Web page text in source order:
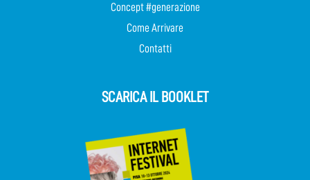
Concept #generazione
Come Arrivare
Contatti
SCARICA IL BOOKLET